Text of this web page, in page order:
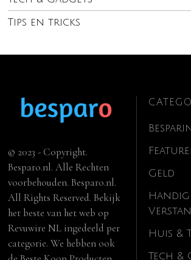
Tips en tricks
© 2023 - Copyright.
Besparo.nl. Alle Rechten
voorbehouden. Besparo.nl.
All Rights Reserved. Bekijk
het beste van het web op
Revuwire NL ingedeeld per
categorie. We hebben ook
Geld
Handig
Huis &
Tech &